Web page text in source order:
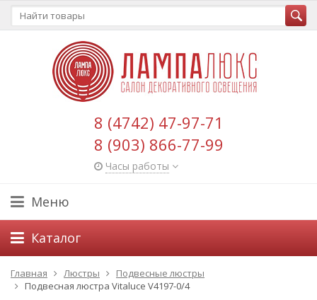
8 (4742) 47-97-71
8 (903) 866-77-99
Часы работы
Меню
Каталог
Главная Люстры
Подвесные люстры
Подвесная люстра Vitaluce V4197-0/4